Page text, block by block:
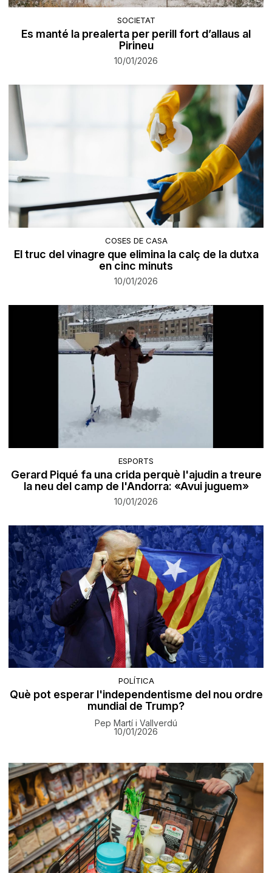
SOCIETAT
Es manté la prealerta per perill fort d’allaus al
Pirineu
10/01/2026
COSES DE CASA
El truc del vinagre que elimina la calç de la dutxa
en cinc minuts
10/01/2026
ESPORTS
Gerard Piqué fa una crida perquè l'ajudin a treure
la neu del camp de l'Andorra: «Avui juguem»
10/01/2026
POLÍTICA
Què pot esperar l'independentisme del nou ordre
mundial de Trump?
Pep Martí i Vallverdú
10/01/2026